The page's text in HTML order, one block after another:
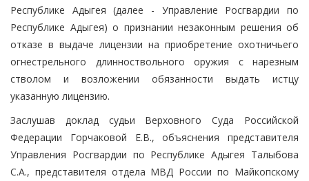
Республике Адыгея (далее - Управление Росгвардии по
Республике Адыгея) о признании незаконным решения об
отказе в выдаче лицензии на приобретение охотничьего
огнестрельного длинноствольного оружия с нарезным
стволом и возложении обязанности выдать истцу
указанную лицензию.
Заслушав доклад судьи Верховного Суда Российской
Федерации Горчаковой Е.В., объяснения представителя
Управления Росгвардии по Республике Адыгея Талыбова
С.А., представителя отдела МВД России по Майкопскому